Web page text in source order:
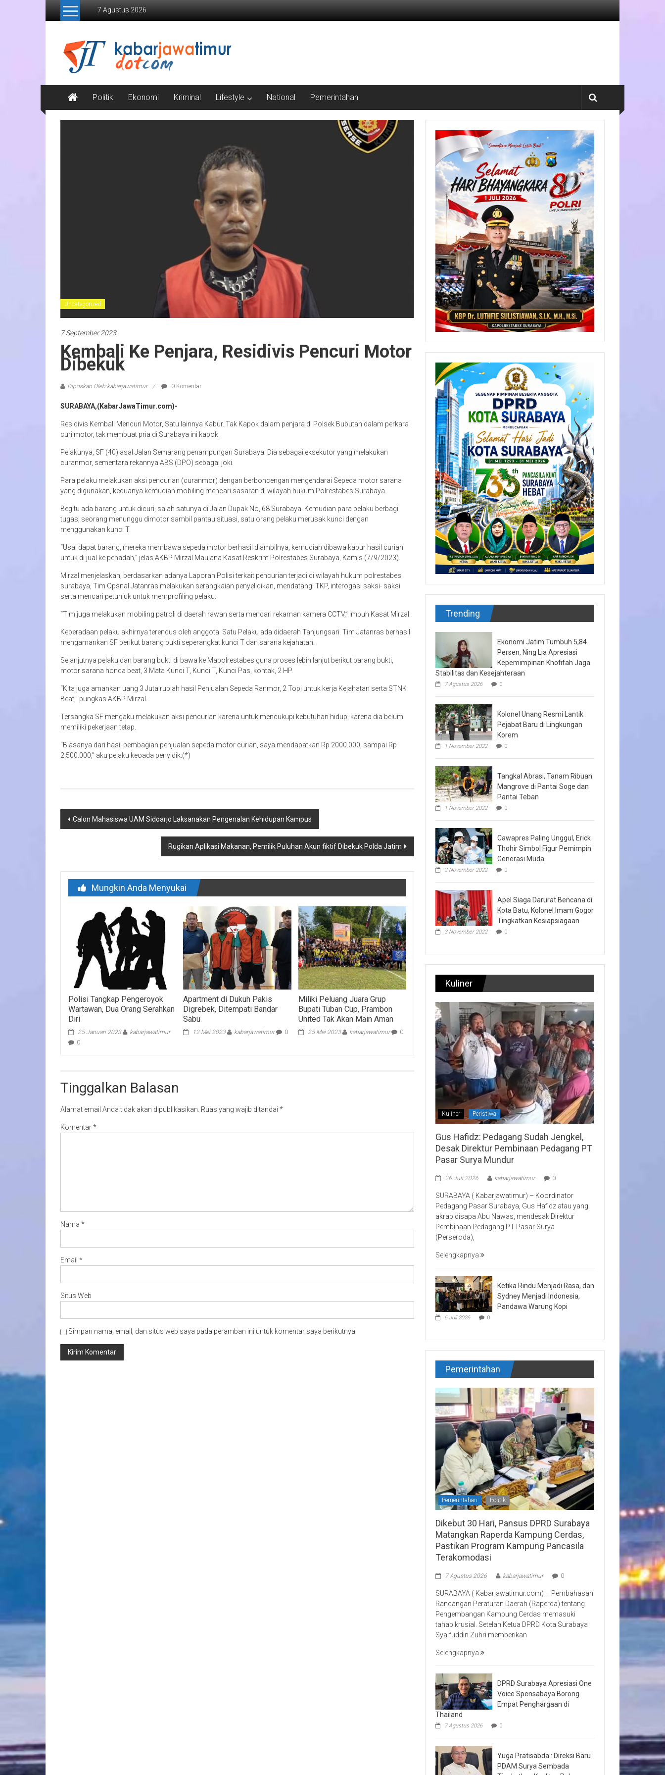
Lompat
7 Agustus 2026
Kabar
Jawa
Timur
Media
Online
Jawa
Politik Ekonomi Kriminal Lifestyle National Pemerintahan
Uncategorized
7 September 2023
Kembali Ke Penjara, Residivis Pencuri Motor
Dibekuk
Diposkan Oleh:kabarjawatimur 0 Komentar
SURABAYA,(KabarJawaTimur.com)-
Residivis Kembali Mencuri Motor, Satu lainnya Kabur. Tak Kapok dalam penjara di Polsek Bubutan dalam perkara
curi motor, tak membuat pria di Surabaya ini kapok.
Pelakunya, SF (40) asal Jalan Semarang penampungan Surabaya. Dia sebagai eksekutor yang melakukan
curanmor, sementara rekannya ABS (DPO) sebagai joki.
Para pelaku melakukan aksi pencurian (curanmor) dengan berboncengan mengendarai Sepeda motor sarana
yang digunakan, keduanya kemudian mobiling mencari sasaran di wilayah hukum Polrestabes Surabaya.
Begitu ada barang untuk dicuri, salah satunya di Jalan Dupak No, 68 Surabaya. Kemudian para pelaku berbagi
tugas, seorang menunggu dimotor sambil pantau situasi, satu orang pelaku merusak kunci dengan
menggunakan kunci T.
“Usai dapat barang, mereka membawa sepeda motor berhasil diambilnya, kemudian dibawa kabur hasil curian
untuk di jual ke penadah,” jelas AKBP Mirzal Maulana Kasat Reskrim Polrestabes Surabaya, Kamis (7/9/2023).
Mirzal menjelaskan, berdasarkan adanya Laporan Polisi terkait pencurian terjadi di wilayah hukum polrestabes
surabaya, Tim Opsnal Jatanras melakukan serangkaian penyelidikan, mendatangi TKP, interogasi saksi- saksi
serta mencari petunjuk untuk memprofiling pelaku.
“Tim juga melakukan mobiling patroli di daerah rawan serta mencari rekaman kamera CCTV,” imbuh Kasat Mirzal.
Keberadaan pelaku akhirnya terendus oleh anggota. Satu Pelaku ada didaerah Tanjungsari. Tim Jatanras berhasil
mengamankan SF berikut barang bukti seperangkat kunci T dan sarana kejahatan.
Selanjutnya pelaku dan barang bukti di bawa ke Mapolrestabes guna proses lebih lanjut berikut barang bukti,
motor sarana honda beat, 3 Mata Kunci T, Kunci T, Kunci Pas, kontak, 2 HP.
“Kita juga amankan uang 3 Juta rupiah hasil Penjualan Sepeda Ranmor, 2 Topi untuk kerja Kejahatan serta STNK
Beat,” pungkas AKBP Mirzal.
Tersangka SF mengaku melakukan aksi pencurian karena untuk mencukupi kebutuhan hidup, karena dia belum
memiliki pekerjaan tetap.
“Biasanya dari hasil pembagian penjualan sepeda motor curian, saya mendapatkan Rp 2000.000, sampai Rp
2.500.000,” aku pelaku keoada penyidik.(*)
Navigasi
Calon Mahasiswa UAM Sidoarjo Laksanakan Pengenalan Kehidupan Kampus
Rugikan Aplikasi Makanan, Pemilik Puluhan Akun fiktif Dibekuk Polda Jatim
Mungkin Anda Menyukai
Polisi Tangkap Pengeroyok
Wartawan, Dua Orang Serahkan
Diri
25 Januari 2023
kabarjawatimur
0
Apartment di Dukuh Pakis
Digrebek, Ditempati Bandar
Sabu
12 Mei 2023 kabarjawatimur 0
Miliki Peluang Juara Grup
Bupati Tuban Cup, Prambon
United Tak Akan Main Aman
25 Mei 2023 kabarjawatimur 0
Tinggalkan Balasan
Alamat email Anda tidak akan dipublikasikan. Ruas yang wajib ditandai *
Komentar*
Nama *
Email *
Situs Web
Simpan nama, email, dan situs web saya pada peramban ini untuk komentar saya berikutnya.
Trending
Ekonomi Jatim Tumbuh 5,84
Persen, Ning Lia Apresiasi
Kepemimpinan Khofifah Jaga
Stabilitas dan Kesejahteraan
7 Agustus 2026 0
Kolonel Unang Resmi Lantik
Pejabat Baru di Lingkungan
Korem
1 November 2022 0
Tangkal Abrasi, Tanam Ribuan
Mangrove di Pantai Soge dan
Pantai Teban
1 November 2022 0
Cawapres Paling Unggul, Erick
Thohir Simbol Figur Pemimpin
Generasi Muda
2 November 2022 0
Apel Siaga Darurat Bencana di
Kota Batu, Kolonel Imam Gogor
Tingkatkan Kesiapsiagaan
3 November 2022 0
Kuliner
Kuliner Peristiwa
Gus Hafidz: Pedagang Sudah Jengkel,
Desak Direktur Pembinaan Pedagang PT
Pasar Surya Mundur
26 Juli 2026 kabarjawatimur 0
SURABAYA ( Kabarjawatimur) – Koordinator
Pedagang Pasar Surabaya, Gus Hafidz atau yang
akrab disapa Abu Nawas, mendesak Direktur
Pembinaan Pedagang PT Pasar Surya
(Perseroda),
Selengkapnya
Ketika Rindu Menjadi Rasa, dan
Sydney Menjadi Indonesia,
Pandawa Warung Kopi
6 Juli 2026 0
Pemerintahan
Pemerintahan Politik
Dikebut 30 Hari, Pansus DPRD Surabaya
Matangkan Raperda Kampung Cerdas,
Pastikan Program Kampung Pancasila
Terakomodasi
7 Agustus 2026 kabarjawatimur 0
SURABAYA ( Kabarjawatimur.com) – Pembahasan
Rancangan Peraturan Daerah (Raperda) tentang
Pengembangan Kampung Cerdas memasuki
tahap krusial. Setelah Ketua DPRD Kota Surabaya
Syaifuddin Zuhri memberikan
Selengkapnya
DPRD Surabaya Apresiasi One
Voice Spensabaya Borong
Empat Penghargaan di
Thailand
7 Agustus 2026 0
Yuga Pratisabda : Direksi Baru
PDAM Surya Sembada